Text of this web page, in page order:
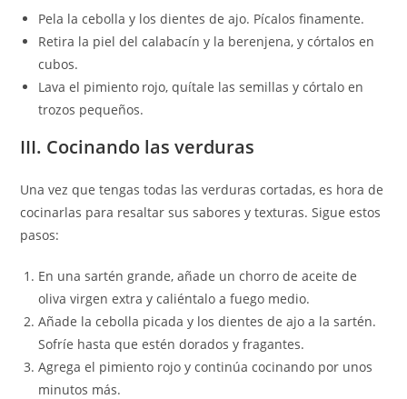
Pela la cebolla y los dientes de ajo. Pícalos finamente.
Retira la piel del calabacín y la berenjena, y córtalos en
cubos.
Lava el pimiento rojo, quítale las semillas y córtalo en
trozos pequeños.
III. Cocinando las verduras
Una vez que tengas todas las verduras cortadas, es hora de
cocinarlas para resaltar sus sabores y texturas. Sigue estos
pasos:
En una sartén grande, añade un chorro de aceite de
oliva virgen extra y caliéntalo a fuego medio.
Añade la cebolla picada y los dientes de ajo a la sartén.
Sofríe hasta que estén dorados y fragantes.
Agrega el pimiento rojo y continúa cocinando por unos
minutos más.